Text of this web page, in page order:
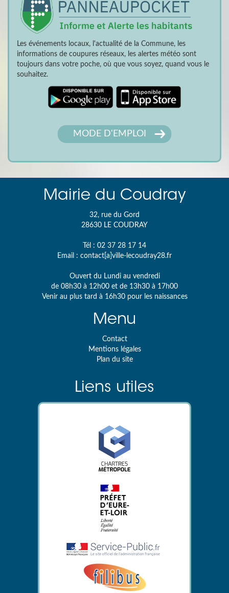
Les événements locaux, l'actualité de la Commune, les
informations de coupures réseaux, les alertes météo sont
toujours dans votre poche, où que vous soyez, quand vous le
souhaitez.
MODE D'EMPLOI
Mairie du Coudray
32, rue du Gord
28630 LE COUDRAY
Tél : 02 37 28 17 14
Email : contact[a]ville-lecoudray28.fr
Ouvert du Lundi au vendredi
de 08h30 à 12h00 et de 13h30 à 17h00
Venir au plus tard à 16h30 pour les naissances
Menu
Contact
Mentions légales
Plan du site
Liens utiles